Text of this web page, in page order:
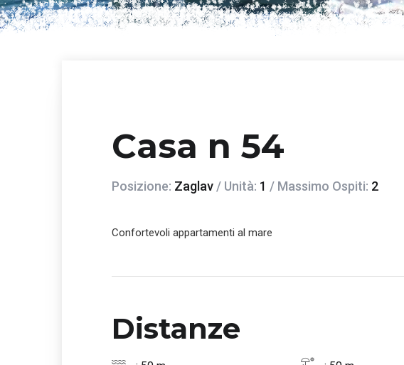
Casa n 54
Posizione: Zaglav / Unità: 1 / Massimo Ospiti: 2
Confortevoli appartamenti al mare
Distanze